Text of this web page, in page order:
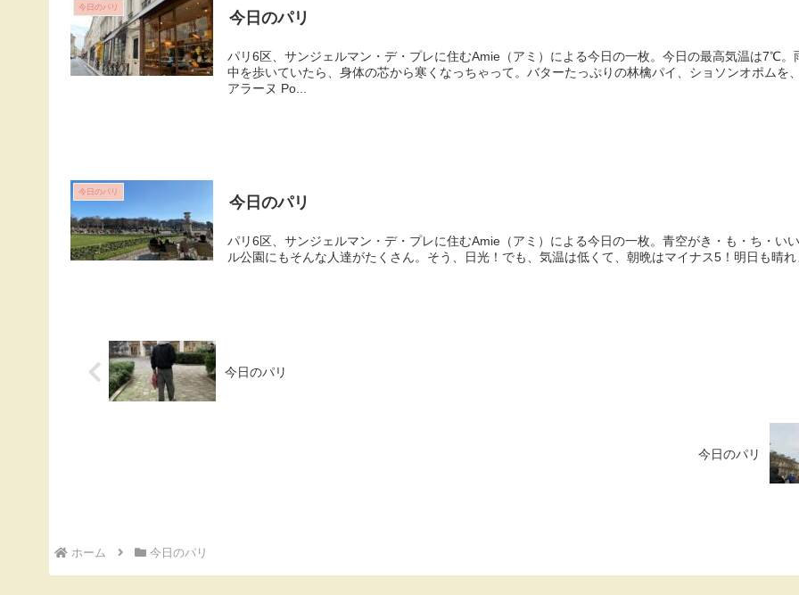
今日のパリ
今日のパリ
パリ6区、サンジェルマン・デ・プレに住むAmie（アミ）による今日の一枚。今日の最高気温は7℃。
中を歩いていたら、身体の芯から寒くなっちゃって。バターたっぷりの林檎パイ、ショソンオポムを
アラーヌ Po...
今日のパリ
今日のパリ
パリ6区、サンジェルマン・デ・プレに住むAmie（アミ）による今日の一枚。青空がき・も・ち・い
ル公園にもそんな人達がたくさん。そう、日光！でも、気温は低くて、朝晩はマイナス5！明日も晴
今日のパリ
今日のパリ
ホーム 今日のパリ